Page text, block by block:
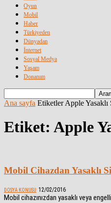
Oyun
Mobil
Haber
Türkiyeden
Dünyadan
İnternet
Sosyal Medya
Yaşam
Donanım
Ana sayfa Etiketler Apple
Etiket: Apple
Mobil Cihazdan Yasaklı
DOSYA KONUSU 12/02/2016
Mobil cihazınızdan yasaklı veya